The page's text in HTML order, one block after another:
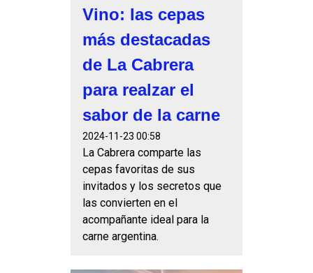
Vino: las cepas
más destacadas
de La Cabrera
para realzar el
sabor de la carne
2024-11-23 00:58
La Cabrera comparte las
cepas favoritas de sus
invitados y los secretos que
las convierten en el
acompañante ideal para la
carne argentina.